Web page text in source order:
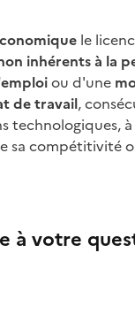
le
inhérents à la
ou d'une
de travail,
technologiques,
sa compétitivité
à votre